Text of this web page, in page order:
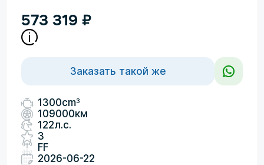
573 319 ₽
Заказать такой же
1300cm3
109000км
122л.с.
3
FF
2026-06-22